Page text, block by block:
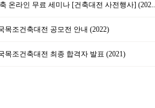
온라인 무료 세미나 [건축대전 사전행사] (202..
목조건축대전 공모전 안내 (2022)
목조건축대전 최종 합격자 발표 (2021)